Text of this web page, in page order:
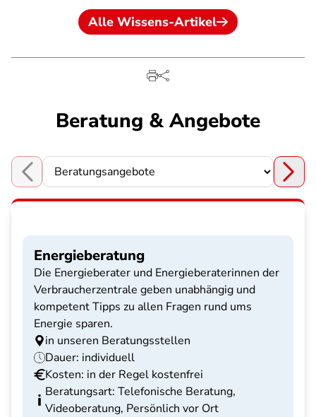
Alle Wissens-Artikel
Beratung & Angebote
Choose a section
Energieberatung
Die Energieberater und Energieberaterinnen der
Verbraucherzentrale geben unabhängig und
kompetent Tipps zu allen Fragen rund ums
Energie sparen.
in unseren Beratungsstellen
Dauer: individuell
Kosten: in der Regel kostenfrei
Beratungsart: Telefonische Beratung,
Videoberatung, Persönlich vor Ort